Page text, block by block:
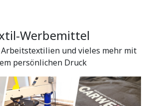
Werbemittel
Arbeitstextilien und vieles mehr mit
persönlichen Druck